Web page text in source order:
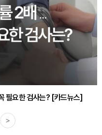
필요한 검사는? [카드뉴스]
4가지 영양제 [카드뉴스]
>